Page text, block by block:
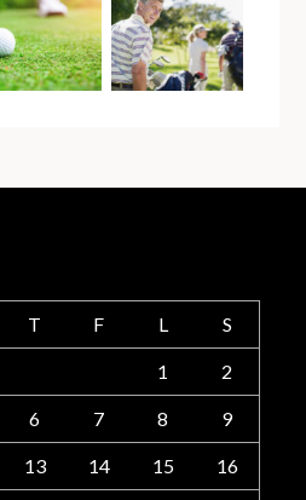
T F L S
1 2
6 7 8 9
13 14 15 16